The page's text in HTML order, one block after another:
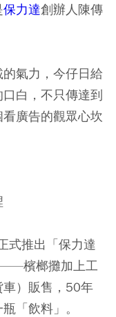
保力達創辦人陳傳
氣力，今仔日給
白，不只傳達到
廣告的觀眾心坎
式推出「保力達
——檳榔攤加上工
）販售，50年
「飲料」。